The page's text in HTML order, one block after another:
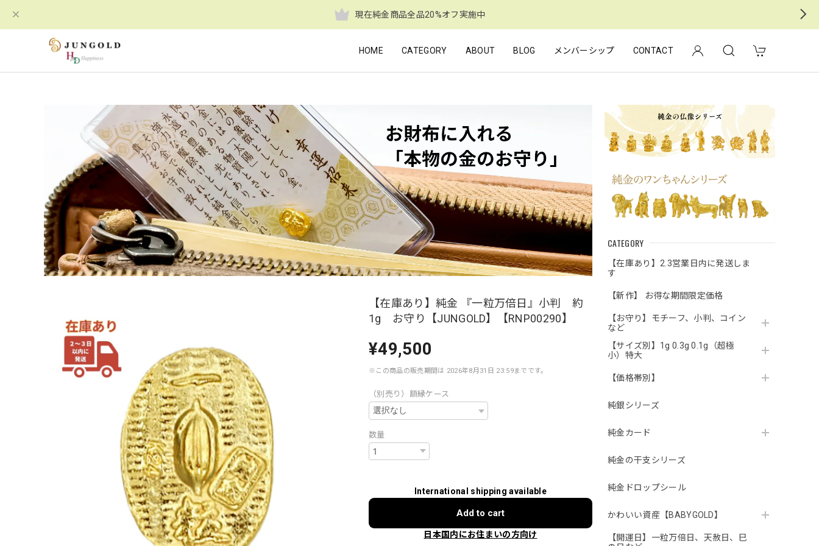
現在純金商品全品20%オフ実施中
HOME CATEGORY ABOUT BLOG メンバーシップ CONTACT
CATEGORY
【在庫あり】2.3営業日内に発送しま
す
【新作】 お得な期間限定価格
【お守り】モチーフ、小判、コイン
など
【サイズ別】1g 0.3g 0.1g（超極
小）特大
【価格帯別】
純銀シリーズ
純金カード
純金の干支シリーズ
純金ドロップシール
かわいい資産【BABYGOLD】
【開運日】一粒万倍日、天赦日、巳
【在庫あり】純金 『一粒万倍日』小判 約
1g お守り【JUNGOLD】【RNP00290】
¥49,500
※この商品の販売期間は 2026年8月31日 23:59までです。
（別売り）額縁ケース
数量
International shipping available
Add to cart
日本国内にお住まいの方向け